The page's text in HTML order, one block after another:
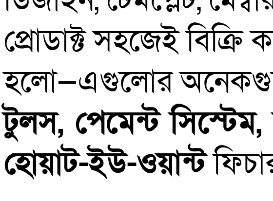
প্রোডাক্ট সহজেই
হলো—এগুলোর
টুলস, পেমেন্ট
হোয়াট-ইউ-ওয়ান্ট